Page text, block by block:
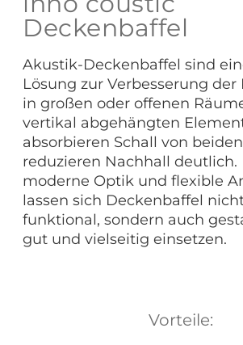
Deckenbaffel
Akustik-Deckenbaffel sind
Lösung zur Verbesserung
in großen oder offenen
vertikal abgehängten
absorbieren Schall von
reduzieren Nachhall deutlich.
moderne Optik und flexible
lassen sich Deckenbaffel
funktional, sondern auch
gut und vielseitig einsetzen.
Vorteile: